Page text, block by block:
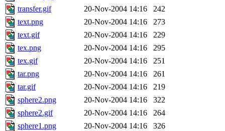
transfer.gif
20-Nov-2004 14:16
242
text.png
20-Nov-2004 14:16
273
text.gif
20-Nov-2004 14:16
229
tex.png
20-Nov-2004 14:16
295
tex.gif
20-Nov-2004 14:16
251
tar.png
20-Nov-2004 14:16
261
tar.gif
20-Nov-2004 14:16
219
sphere2.png
20-Nov-2004 14:16
322
sphere2.gif
20-Nov-2004 14:16
264
sphere1.png
20-Nov-2004 14:16
326